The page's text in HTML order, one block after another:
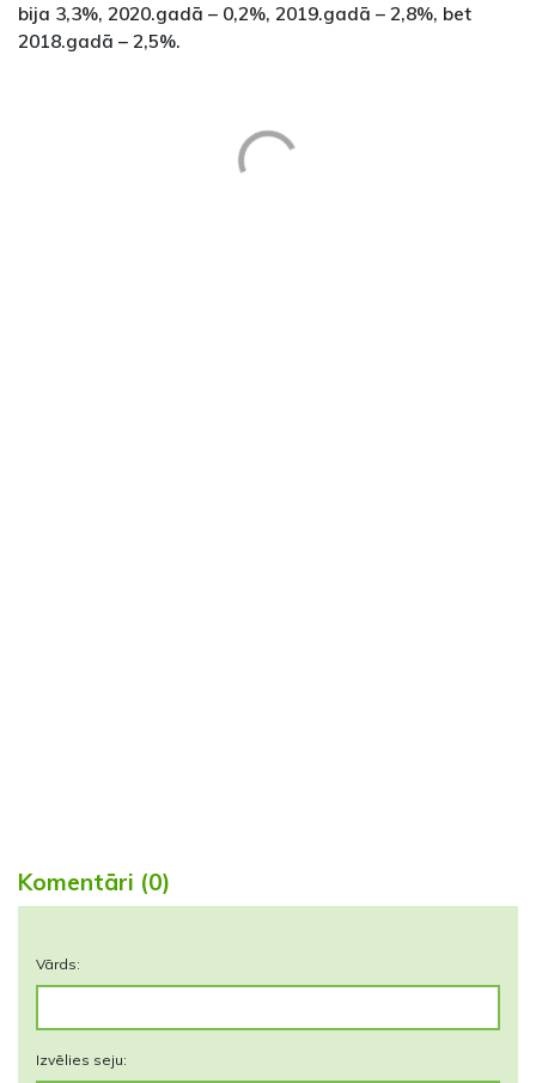
bija 3,3%, 2020.gadā – 0,2%, 2019.gadā – 2,8%, bet
2018.gadā – 2,5%.
Komentāri (0)
Vārds:
Izvēlies seju: